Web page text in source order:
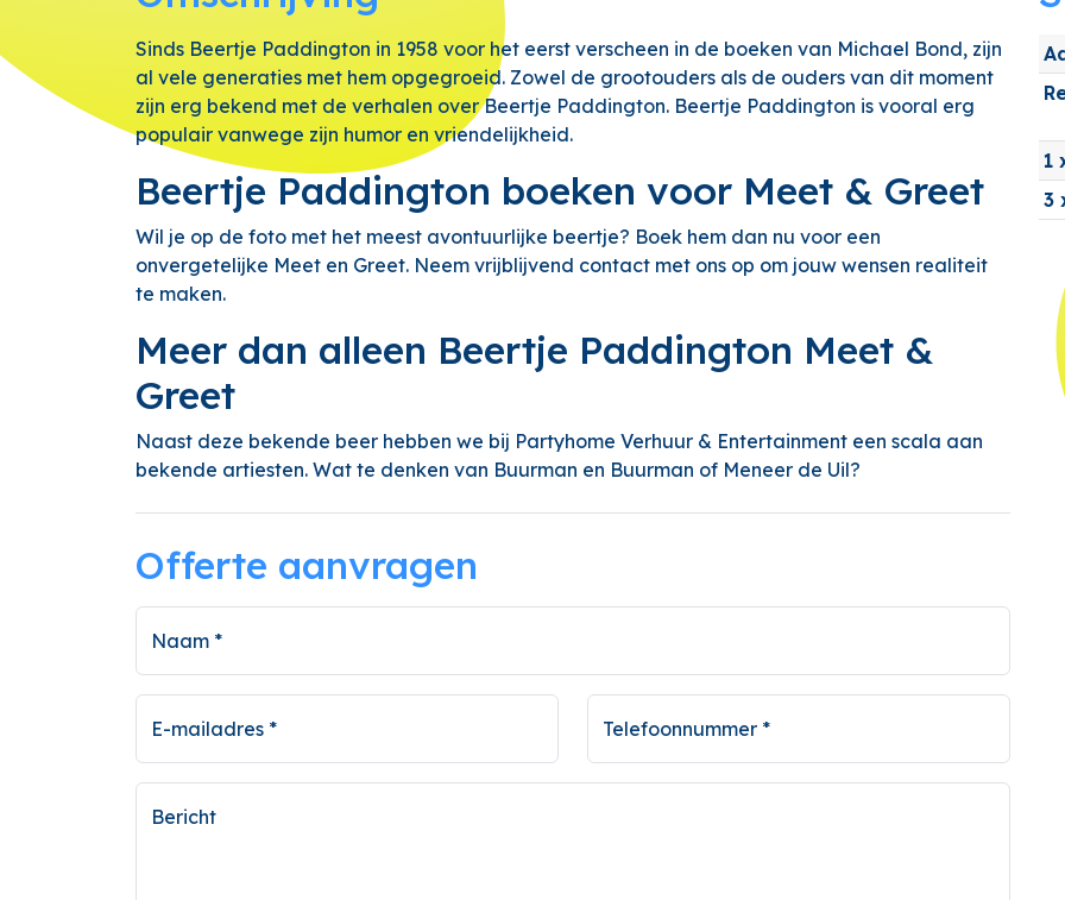
Sinds Beertje Paddington in 1958 voor het eerst verscheen in de boeken van Michael Bond, zijn
al vele generaties met hem opgegroeid. Zowel de grootouders als de ouders van dit moment
zijn erg bekend met de verhalen over Beertje Paddington. Beertje Paddington is vooral erg
populair vanwege zijn humor en vriendelijkheid.
Beertje Paddington boeken voor Meet & Greet
Wil je op de foto met het meest avontuurlijke beertje? Boek hem dan nu voor een
onvergetelijke Meet en Greet. Neem vrijblijvend contact met ons op om jouw wensen realiteit
te maken.
Meer dan alleen Beertje Paddington Meet &
Greet
Naast deze bekende beer hebben we bij Partyhome Verhuur & Entertainment een scala aan
bekende artiesten. Wat te denken van Buurman en Buurman of Meneer de Uil?
Offerte aanvragen
Naam *
E-mailadres * Telefoonnummer *
Bericht
1
3